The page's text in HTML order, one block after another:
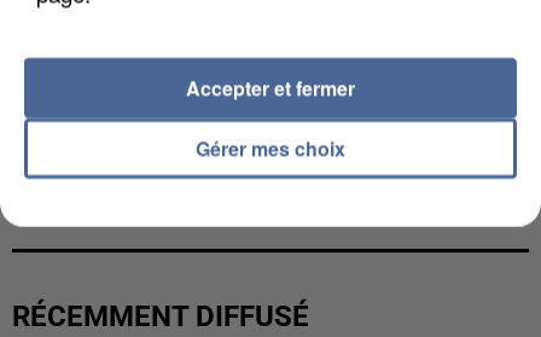
L’UN DES FONDATEURS SUPPOSÉS DE LA DZ
MAFIA INTERPELLÉ EN ALGÉRIE
RÉCEMMENT DIFFUSÉ
Gérer mes choix
Accepter et fermer